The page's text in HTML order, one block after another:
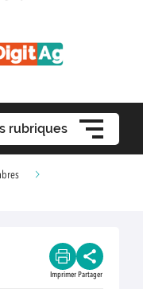
rubriques
Imprimer Partager